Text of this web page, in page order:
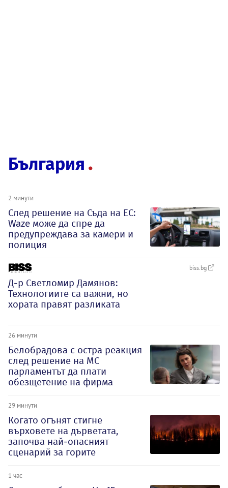
България
2 минути
След решение на Съда на ЕС:
Waze може да спре да
предупреждава за камери и
полиция
biss.bg
Д-р Светломир Дамянов:
Технологиите са важни, но
хората правят разликата
26 минути
Белобрадова с остра реакция
след решение на МС
парламентът да плати
обезщетение на фирма
29 минути
Когато огънят стигне
върховете на дърветата,
започва най-опасният
сценарий за горите
1 час